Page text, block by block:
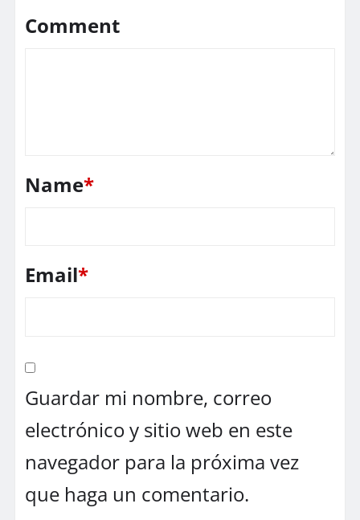
Comment
Name*
Email*
Guardar mi nombre, correo
electrónico y sitio web en este
navegador para la próxima vez
que haga un comentario.